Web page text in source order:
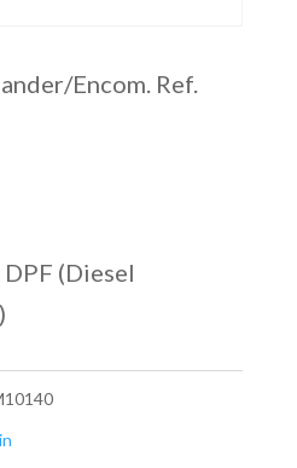
Encom. Ref.
(Diesel